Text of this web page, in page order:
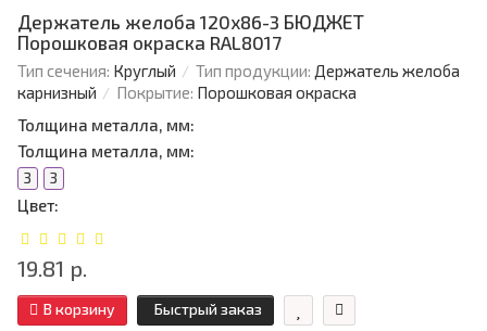
Держатель желоба 120х86-3 БЮДЖЕТ
Порошковая окраска RAL8017
Тип сечения: Круглый Тип продукции: Держатель желоба
карнизный
Покрытие: Порошковая окраска
Толщина металла, мм:
Толщина металла, мм:
3 3
Цвет:
19.81 р.
В корзину Быстрый заказ